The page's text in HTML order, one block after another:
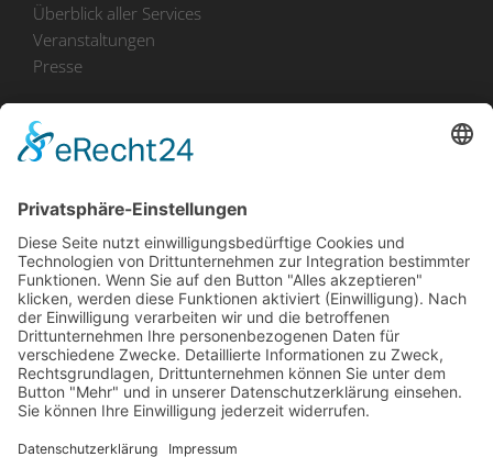
Überblick aller Services
Veranstaltungen
Presse
Bekanntmachungen
Ausschreibungen
Zu uns
Unser Team
Arbeiten bei Innovation Salzburg
Anfahrt
Die Innovation Salzburg GmbH ist ein Unternehmen von